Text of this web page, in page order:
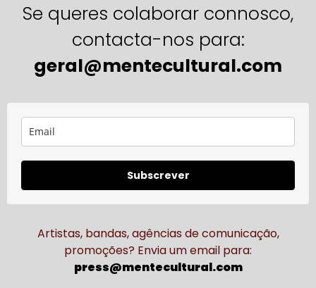
Se queres colaborar connosco,
contacta-nos para:
geral@mentecultural.com
Subscrever
Artistas, bandas, agências de comunicação,
promoções? Envia um email para:
press@mentecultural.com